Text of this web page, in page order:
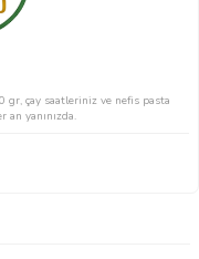
gr, çay saatleriniz ve nefis pasta
yanınızda.